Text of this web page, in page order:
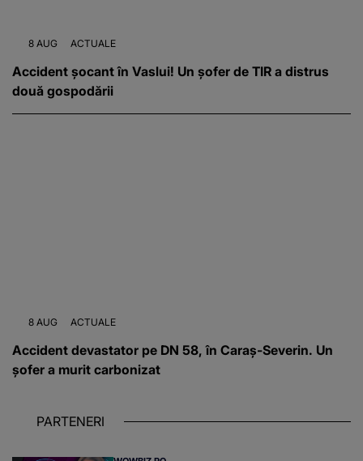
8 AUG ACTUALE
Accident șocant în Vaslui! Un șofer de TIR a distrus
două gospodării
8 AUG ACTUALE
Accident devastator pe DN 58, în Caraș-Severin. Un
șofer a murit carbonizat
PARTENERI